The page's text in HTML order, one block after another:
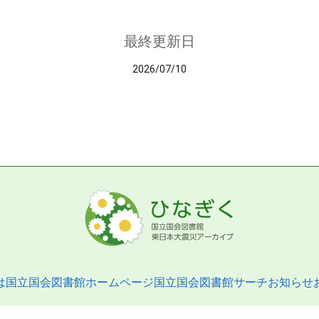
最終更新日
2026/07/10
国立国会図書館ホームページ国立国会図書館サーチお知らせ